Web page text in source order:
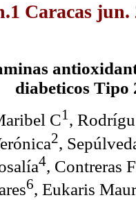
Caracas jun.
diabeticos Tipo
C1 ,
2,
4, Contreras
6, Eukaris